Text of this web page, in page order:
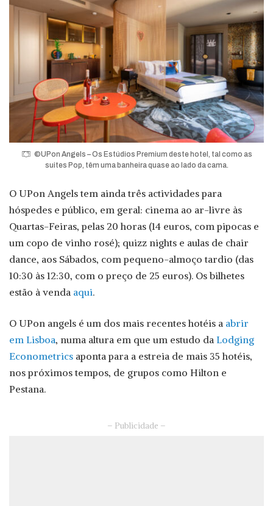
©UPon Angels – Os Estúdios Premium deste hotel, tal como as
suites Pop, têm uma banheira quase ao lado da cama.
O UPon Angels tem ainda três actividades para
hóspedes e público, em geral: cinema ao ar-livre às
Quartas-Feiras, pelas 20 horas (14 euros, com pipocas e
um copo de vinho rosé); quizz nights e aulas de chair
dance, aos Sábados, com pequeno-almoço tardio (das
10:30 às 12:30, com o preço de 25 euros). Os bilhetes
estão à venda aqui.
O UPon angels é um dos mais recentes hotéis a abrir
em Lisboa, numa altura em que um estudo da Lodging
Econometrics aponta para a estreia de mais 35 hotéis,
nos próximos tempos, de grupos como Hilton e
Pestana.
– Publicidade –